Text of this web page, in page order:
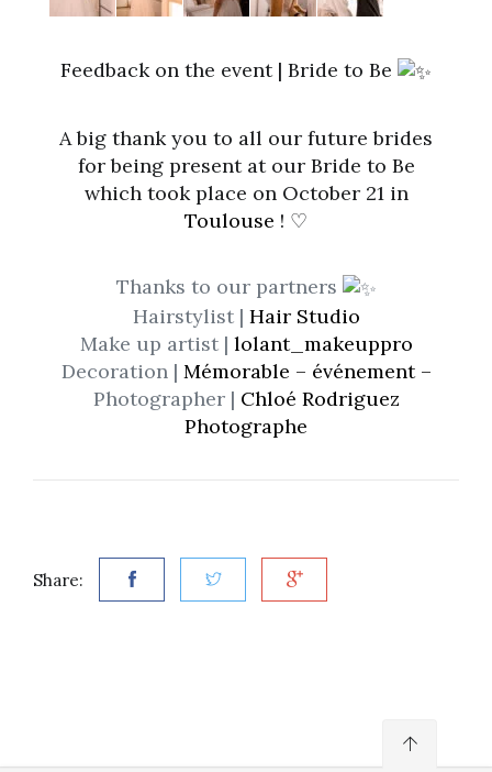
Feedback on the event | Bride to Be
A big thank you to all our future brides
for being present at our Bride to Be
which took place on October 21 in
Toulouse ! ♡
Thanks to our partners
Hairstylist | Hair Studio
Make up artist | lolant_makeuppro
Decoration | Mémorable – événement –
Photographer | Chloé Rodriguez
Photographe
Share: